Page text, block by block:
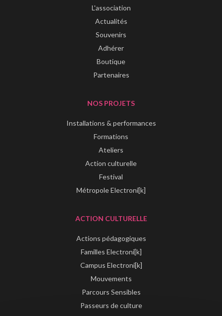
L'association
Actualités
Souvenirs
Adhérer
Boutique
Partenaires
NOS PROJETS
Installations & performances
Formations
Ateliers
Action culturelle
Festival
Métropole Electroni[k]
ACTION CULTURELLE
Actions pédagogiques
Familles Electroni[k]
Campus Electroni[k]
Mouvements
Parcours Sensibles
Passeurs de culture